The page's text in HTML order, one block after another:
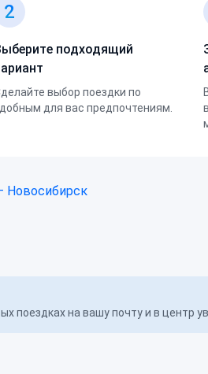
2
подходящий
выбор поездки по
для вас предпочтениям.
Новосибирск
поездках на вашу почту и в центр